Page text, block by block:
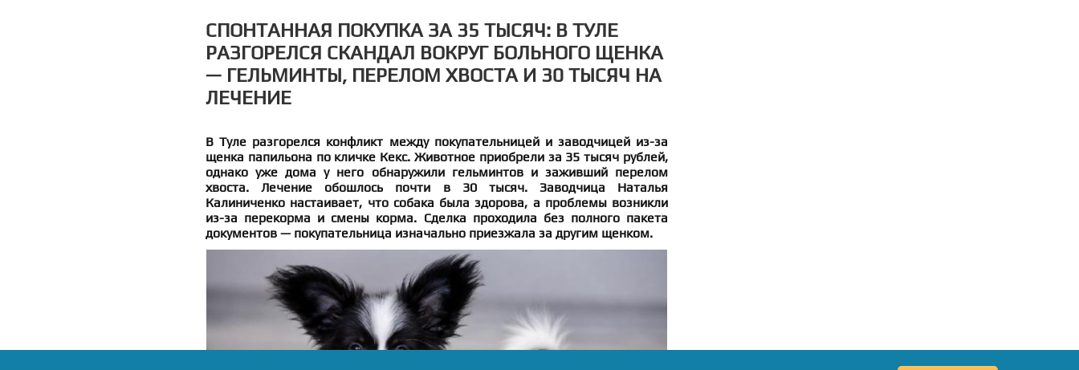
СПОНТАННАЯ ПОКУПКА ЗА 35 ТЫСЯЧ: В ТУЛЕ
РАЗГОРЕЛСЯ СКАНДАЛ ВОКРУГ БОЛЬНОГО ЩЕНКА
— ГЕЛЬМИНТЫ, ПЕРЕЛОМ ХВОСТА И 30 ТЫСЯЧ НА
ЛЕЧЕНИЕ
В Туле разгорелся конфликт между покупательницей и заводчицей из-за
щенка папильона по кличке Кекс. Животное приобрели за 35 тысяч рублей,
однако уже дома у него обнаружили гельминтов и заживший перелом
хвоста. Лечение обошлось почти в 30 тысяч. Заводчица Наталья
Калиниченко настаивает, что собака была здорова, а проблемы возникли
из-за перекорма и смены корма. Сделка проходила без полного пакета
документов — покупательница изначально приезжала за другим щенком.